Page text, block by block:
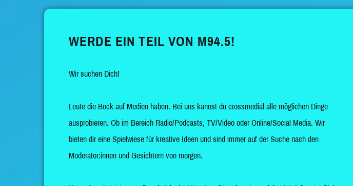
WERDE EIN TEIL VON M94.5!
Wir suchen Dich!
Leute die Bock auf Medien haben. Bei uns kannst du crossmedial alle möglichen Dinge
ausprobieren. Ob im Bereich Radio/Podcasts, TV/Video oder Online/Social Media. Wir
bieten dir eine Spielwiese für kreative Ideen und sind immer auf der Suche nach den
Moderator:innen und Gesichtern von morgen.